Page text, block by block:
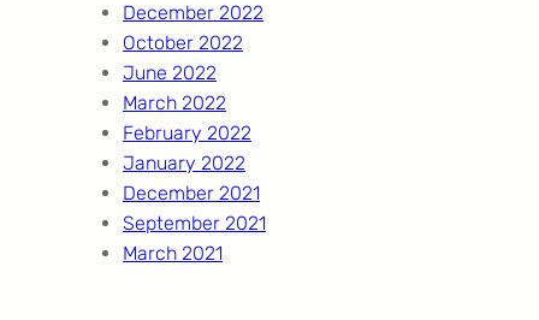
December 2022
October 2022
June 2022
March 2022
February 2022
January 2022
December 2021
September 2021
March 2021